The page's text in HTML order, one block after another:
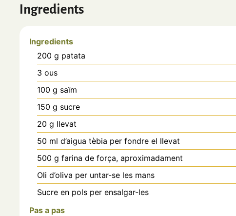
Ingredients
Ingredients
200 g patata
3 ous
100 g saïm
150 g sucre
20 g llevat
50 ml d’aigua tèbia per fondre el llevat
500 g farina de força, aproximadament
Oli d’oliva per untar-se les mans
Sucre en pols per ensalgar-les
Pas a pas